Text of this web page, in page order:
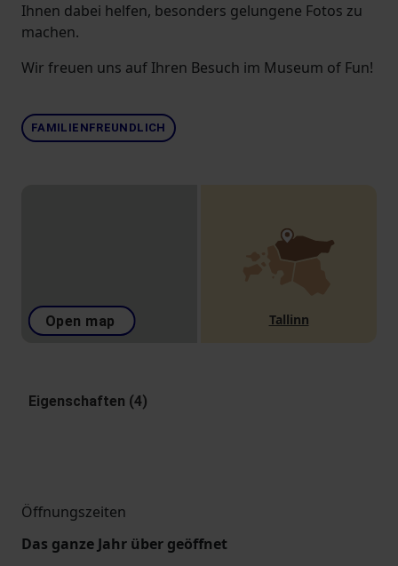
Ihnen dabei helfen, besonders gelungene Fotos zu
machen.
Wir freuen uns auf Ihren Besuch im Museum of Fun!
FAMILIENFREUNDLICH
Open map Tallinn
Eigenschaften (4)
Öffnungszeiten
Das ganze Jahr über geöffnet